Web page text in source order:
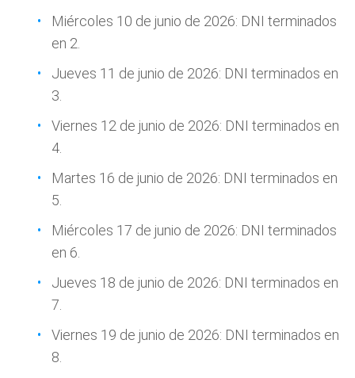
Miércoles 10 de junio de 2026: DNI terminados
en 2.
Jueves 11 de junio de 2026: DNI terminados en
3.
Viernes 12 de junio de 2026: DNI terminados en
4.
Martes 16 de junio de 2026: DNI terminados en
5.
Miércoles 17 de junio de 2026: DNI terminados
en 6.
Jueves 18 de junio de 2026: DNI terminados en
7.
Viernes 19 de junio de 2026: DNI terminados en
8.